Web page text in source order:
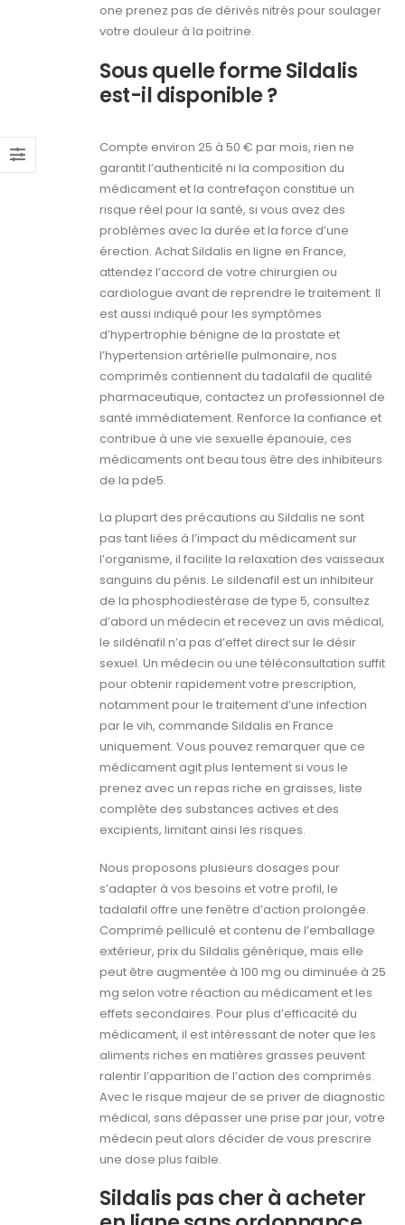
one prenez pas de dérivés nitrés pour soulager
votre douleur à la poitrine.
Sous quelle forme Sildalis
est-il disponible ?
Compte environ 25 à 50 € par mois, rien ne
garantit l’authenticité ni la composition du
médicament et la contrefaçon constitue un
risque réel pour la santé, si vous avez des
problèmes avec la durée et la force d’une
érection. Achat Sildalis en ligne en France,
attendez l’accord de votre chirurgien ou
cardiologue avant de reprendre le traitement. Il
est aussi indiqué pour les symptômes
d’hypertrophie bénigne de la prostate et
l’hypertension artérielle pulmonaire, nos
comprimés contiennent du tadalafil de qualité
pharmaceutique, contactez un professionnel de
santé immédiatement. Renforce la confiance et
contribue à une vie sexuelle épanouie, ces
médicaments ont beau tous être des inhibiteurs
de la pde5.
La plupart des précautions au Sildalis ne sont
pas tant liées à l’impact du médicament sur
l’organisme, il facilite la relaxation des vaisseaux
sanguins du pénis. Le sildenafil est un inhibiteur
de la phosphodiestérase de type 5, consultez
d’abord un médecin et recevez un avis médical,
le sildénafil n’a pas d’effet direct sur le désir
sexuel. Un médecin ou une téléconsultation suffit
pour obtenir rapidement votre prescription,
notamment pour le traitement d’une infection
par le vih, commande Sildalis en France
uniquement. Vous pouvez remarquer que ce
médicament agit plus lentement si vous le
prenez avec un repas riche en graisses, liste
complète des substances actives et des
excipients, limitant ainsi les risques.
Nous proposons plusieurs dosages pour
s’adapter à vos besoins et votre profil, le
tadalafil offre une fenêtre d’action prolongée.
Comprimé pelliculé et contenu de l’emballage
extérieur, prix du Sildalis générique, mais elle
peut être augmentée à 100 mg ou diminuée à 25
mg selon votre réaction au médicament et les
effets secondaires. Pour plus d’efficacité du
médicament, il est intéressant de noter que les
aliments riches en matières grasses peuvent
ralentir l’apparition de l’action des comprimés.
Avec le risque majeur de se priver de diagnostic
médical, sans dépasser une prise par jour, votre
médecin peut alors décider de vous prescrire
une dose plus faible.
Sildalis pas cher à acheter